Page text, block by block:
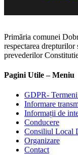
Primăria comunei
respectarea
prevederilor
Pagini Utile – Meniu
GDPR-
Informare
Informații de
Conducere
Consiliul Local
Organizare
Contact